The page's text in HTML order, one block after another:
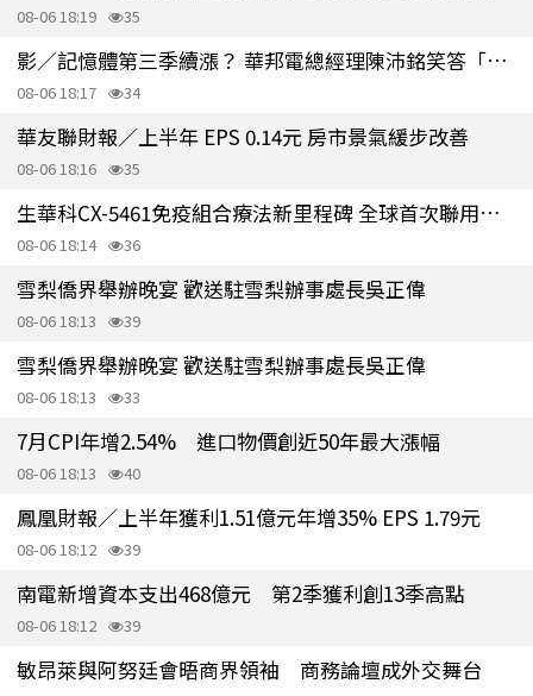
08-06 18:19 35
影／記憶體第三季續漲？ 華邦電總經理陳沛銘笑答「盡量不要漲太多」
08-06 18:17 34
華友聯財報／上半年 EPS 0.14元 房市景氣緩步改善
08-06 18:16 35
生華科CX-5461免疫組合療法新里程碑 全球首次聯用試驗獲TFDA核准執行
08-06 18:14 36
雪梨僑界舉辦晚宴 歡送駐雪梨辦事處長吳正偉
08-06 18:13 39
雪梨僑界舉辦晚宴 歡送駐雪梨辦事處長吳正偉
08-06 18:13 33
7月CPI年增2.54% 進口物價創近50年最大漲幅
08-06 18:13 40
鳳凰財報／上半年獲利1.51億元年增35% EPS 1.79元
08-06 18:12 39
南電新增資本支出468億元 第2季獲利創13季高點
08-06 18:12 39
敏昂萊與阿努廷會晤商界領袖 商務論壇成外交舞台